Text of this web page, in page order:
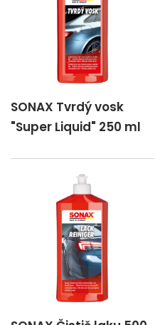
SONAX Tvrdý vosk
"Super Liquid" 250 ml